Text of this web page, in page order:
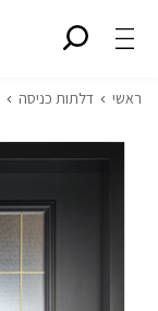
ראשי דלתות כניסה